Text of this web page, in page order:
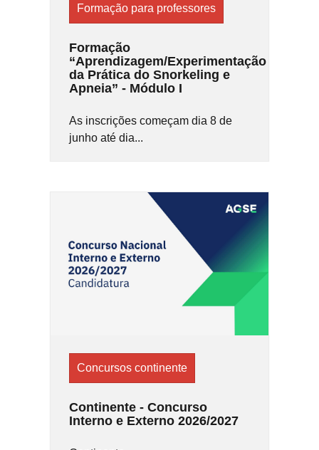
Formação para professores
Formação
“Aprendizagem/Experimentação
da Prática do Snorkeling e
Apneia” - Módulo I
As inscrições começam dia 8 de
junho até dia...
Concursos continente
Continente - Concurso
Interno e Externo 2026/2027